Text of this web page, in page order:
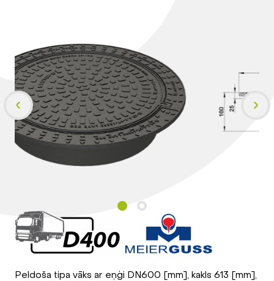
Peldoša tipa vāks ar eņģi DN600 [mm], kakls 613 [mm],